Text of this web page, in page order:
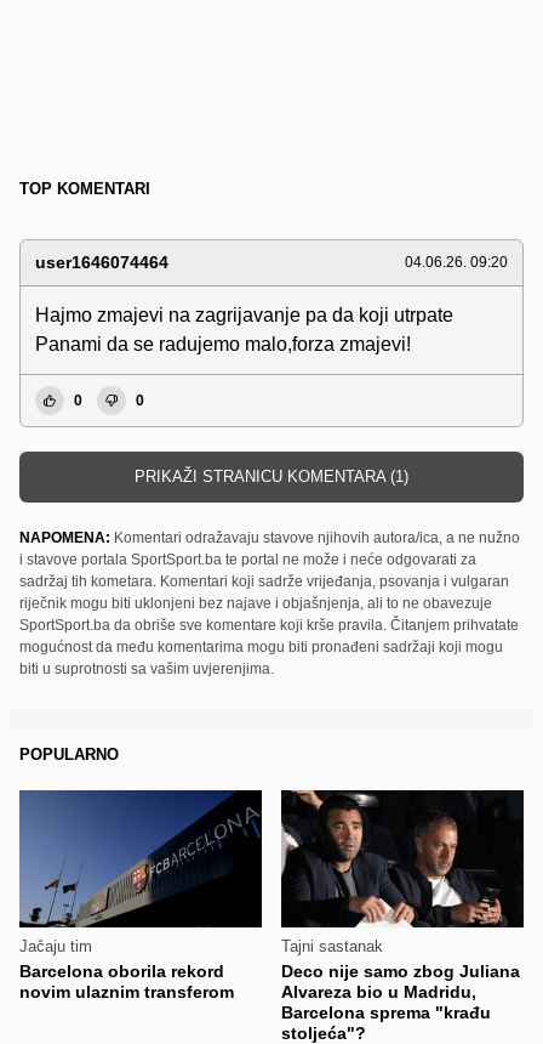
TOP KOMENTARI
user1646074464 04.06.26. 09:20
Hajmo zmajevi na zagrijavanje pa da koji utrpate
Panami da se radujemo malo,forza zmajevi!
0 0
PRIKAŽI STRANICU KOMENTARA (1)
NAPOMENA: Komentari odražavaju stavove njihovih autora/ica, a ne nužno
i stavove portala SportSport.ba te portal ne može i neće odgovarati za
sadržaj tih kometara. Komentari koji sadrže vrijeđanja, psovanja i vulgaran
riječnik mogu biti uklonjeni bez najave i objašnjenja, ali to ne obavezuje
SportSport.ba da obriše sve komentare koji krše pravila. Čitanjem prihvatate
mogućnost da među komentarima mogu biti pronađeni sadržaji koji mogu
biti u suprotnosti sa vašim uvjerenjima.
POPULARNO
Jačaju tim
Barcelona oborila rekord
novim ulaznim transferom
Tajni sastanak
Deco nije samo zbog Juliana
Alvareza bio u Madridu,
Barcelona sprema "krađu
stoljeća"?